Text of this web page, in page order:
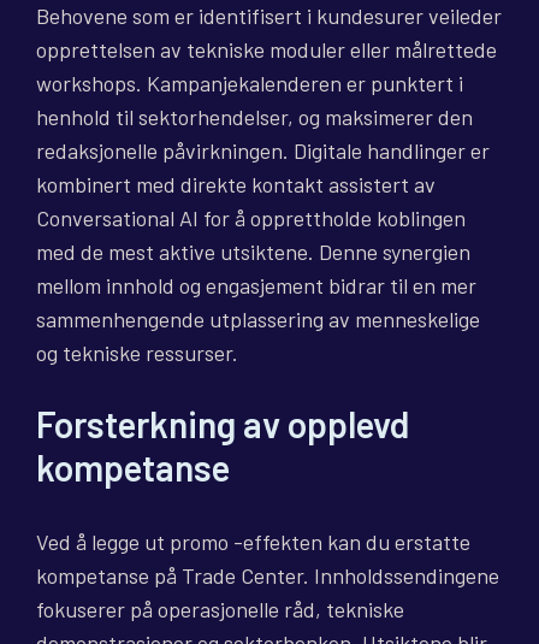
Behovene som er identifisert i kundesurer veileder
opprettelsen av tekniske moduler eller målrettede
workshops. Kampanjekalenderen er punktert i
henhold til sektorhendelser, og maksimerer den
redaksjonelle påvirkningen. Digitale handlinger er
kombinert med direkte kontakt assistert av
Conversational AI for å opprettholde koblingen
med de mest aktive utsiktene. Denne synergien
mellom innhold og engasjement bidrar til en mer
sammenhengende utplassering av menneskelige
og tekniske ressurser.
Forsterkning av opplevd
kompetanse
Ved å legge ut promo -effekten kan du erstatte
kompetanse på Trade Center. Innholdssendingene
fokuserer på operasjonelle råd, tekniske